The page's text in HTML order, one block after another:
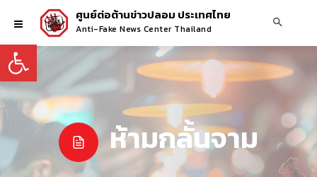
Open toolbar
ศูนย์ต่อต้านข่าวปลอม ประเทศไทย
Anti-Fake News Center Thailand
ห้ามกลั้นจาม